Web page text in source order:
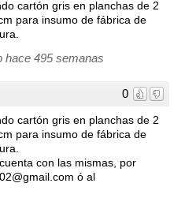
cartón gris en planchas de 2
para insumo de fábrica de
hace 495 semanas
0
cartón gris en planchas de 2
para insumo de fábrica de
con las mismas, por
ó al